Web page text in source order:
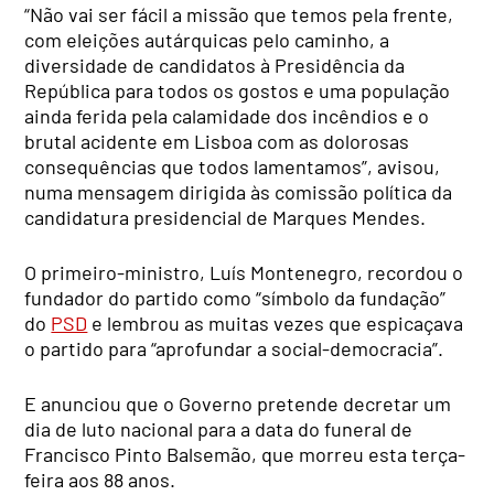
“Não vai ser fácil a missão que temos pela frente,
com eleições autárquicas pelo caminho, a
diversidade de candidatos à Presidência da
República para todos os gostos e uma população
ainda ferida pela calamidade dos incêndios e o
brutal acidente em Lisboa com as dolorosas
consequências que todos lamentamos”, avisou,
numa mensagem dirigida às comissão política da
candidatura presidencial de Marques Mendes.
O primeiro-ministro, Luís Montenegro, recordou o
fundador do partido como “símbolo da fundação”
do PSD e lembrou as muitas vezes que espicaçava
o partido para “aprofundar a social-democracia”.
E anunciou que o Governo pretende decretar um
dia de luto nacional para a data do funeral de
Francisco Pinto Balsemão, que morreu esta terça-
feira aos 88 anos.